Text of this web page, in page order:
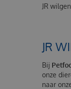
JR
JR
Bij
onze
naar